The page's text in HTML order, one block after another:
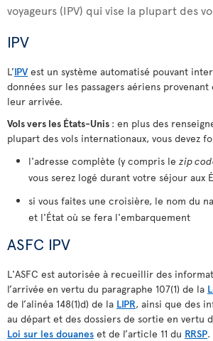
voyageurs (IPV) qui vise la plupart des
IPV
L’IPVest un système automatisé pouvant
données sur les passagers aériens
leur arrivée.
Vols vers les États-Unis : en plus des
plupart des vols internationaux, vous devez
l'adresse complète (y compris le zip
vous serez logé durant votre séjour aux
si vous faites une croisière, le nom du
et l'État où se fera l'embarquement
ASFC IPV
L'ASFC est autorisée à recueillir des
l’arrivée en vertu du paragraphe 107(1) de la
de l’alinéa 148(1)d) de la LIPR, ainsi que des
au départ et des dossiers de sortie en vertu
Loi sur les douanes et de l’article 11 du RRSP.